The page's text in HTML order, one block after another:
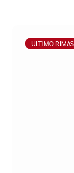
ULTIMO